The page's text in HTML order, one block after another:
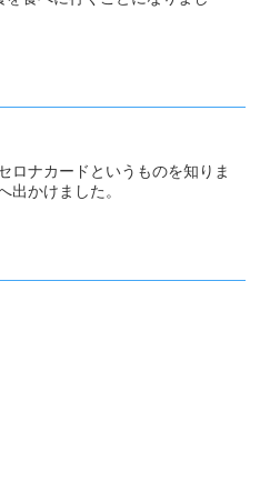
ロナカードというものを知りま
出かけました。